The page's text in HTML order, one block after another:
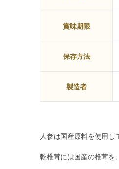
賞味期限
保存方法
製造者
人参は国産原料を使用し
乾椎茸には国産の椎茸を